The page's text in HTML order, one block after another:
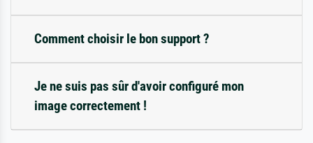
Comment choisir le bon support ?
Je ne suis pas sûr d'avoir configuré mon
image correctement !